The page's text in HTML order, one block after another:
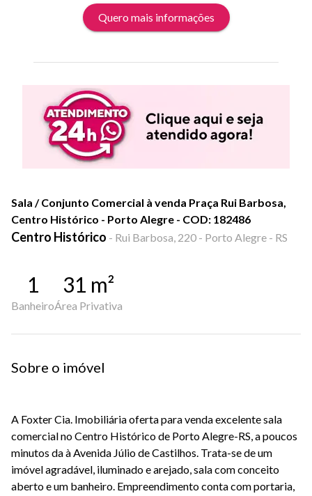
Quero mais informações
Sala / Conjunto Comercial à venda Praça Rui Barbosa,
Centro Histórico - Porto Alegre - COD: 182486
Centro Histórico - Rui Barbosa, 220 - Porto Alegre - RS
1
Banheiro
31 m²
Área Privativa
Sobre o imóvel
A Foxter Cia. Imobiliária oferta para venda excelente sala
comercial no Centro Histórico de Porto Alegre-RS, a poucos
minutos da à Avenida Júlio de Castilhos. Trata-se de um
imóvel agradável, iluminado e arejado, sala com conceito
aberto e um banheiro. Empreendimento conta com portaria,